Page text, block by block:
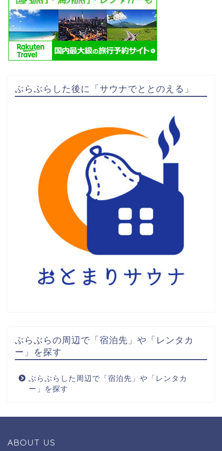
ぶらぶらした後に「サウナでととのえる」
ぶらぶらの周辺で「宿泊先」や「レンタカ
ー」を探す
ぶらぶらした周辺で「宿泊先」や「レンタカ
ー」を探す
ABOUT US